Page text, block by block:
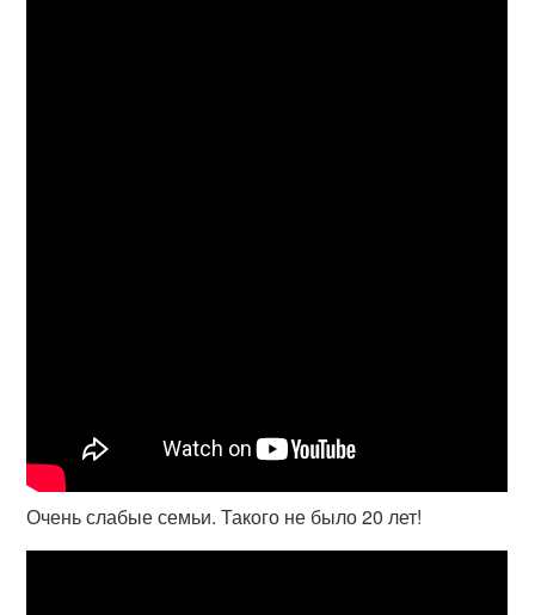
Очень слабые семьи. Такого не было 20 лет!